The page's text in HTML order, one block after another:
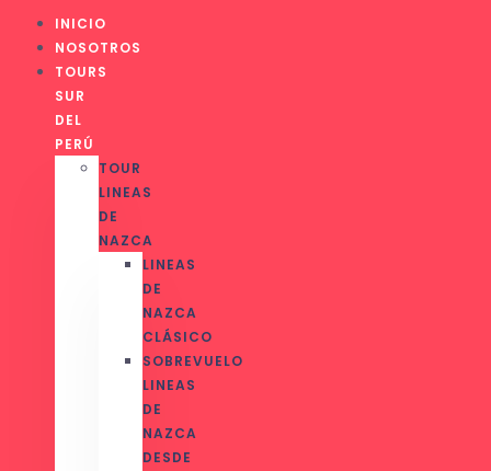
INICIO
NOSOTROS
TOURS
SUR
DEL
PERÚ
TOUR
LINEAS
DE
NAZCA
LINEAS
DE
NAZCA
CLÁSICO
SOBREVUELO
LINEAS
DE
NAZCA
DESDE